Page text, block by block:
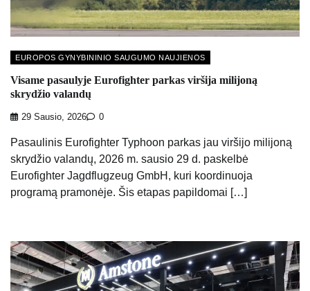
EUROPOS GYNYBININIO SAUGUMO NAUJIENOS
Visame pasaulyje Eurofighter parkas viršija milijoną
skrydžio valandų
29 Sausio, 2026 0
Pasaulinis Eurofighter Typhoon parkas jau viršijo milijoną
skrydžio valandų, 2026 m. sausio 29 d. paskelbė
Eurofighter Jagdflugzeug GmbH, kuri koordinuoja
programą pramonėje. Šis etapas papildomai […]